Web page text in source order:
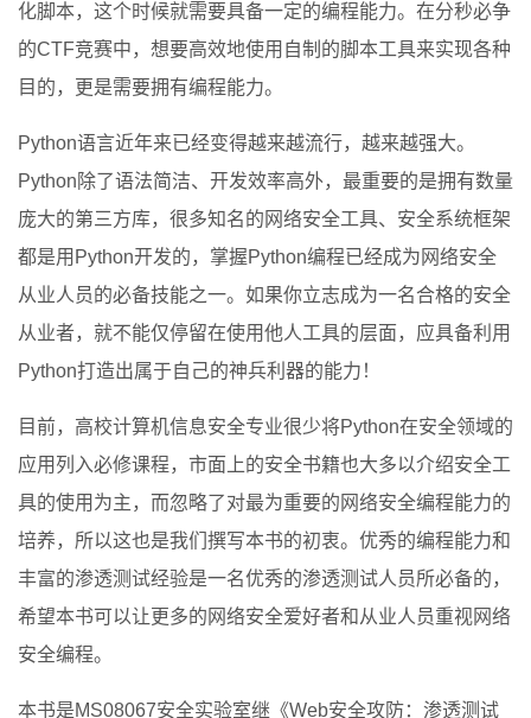
化脚本，这个时候就需要具备一定的编程能力。在分秒必争
的CTF竞赛中，想要高效地使用自制的脚本工具来实现各种
目的，更是需要拥有编程能力。
Python语言近年来已经变得越来越流行，越来越强大。
Python除了语法简洁、开发效率高外，最重要的是拥有数量
庞大的第三方库，很多知名的网络安全工具、安全系统框架
都是用Python开发的，掌握Python编程已经成为网络安全
从业人员的必备技能之一。如果你立志成为一名合格的安全
从业者，就不能仅停留在使用他人工具的层面，应具备利用
Python打造出属于自己的神兵利器的能力！
目前，高校计算机信息安全专业很少将Python在安全领域的
应用列入必修课程，市面上的安全书籍也大多以介绍安全工
具的使用为主，而忽略了对最为重要的网络安全编程能力的
培养，所以这也是我们撰写本书的初衷。优秀的编程能力和
丰富的渗透测试经验是一名优秀的渗透测试人员所必备的，
希望本书可以让更多的网络安全爱好者和从业人员重视网络
安全编程。
本书是MS08067安全实验室继《Web安全攻防：渗透测试